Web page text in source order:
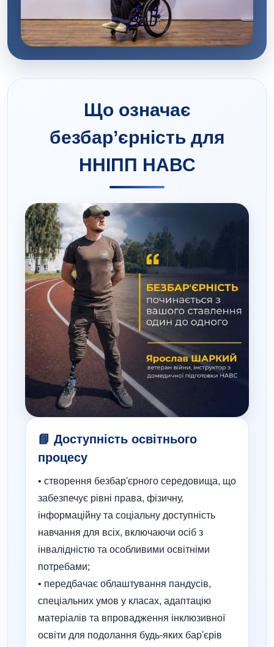
Що означає
безбар’єрність для
ННІПП НАВС
📘 Доступність освітнього
процесу
• створення безбар'єрного середовища, що
забезпечує рівні права, фізичну,
інформаційну та соціальну доступність
навчання для всіх, включаючи осіб з
інвалідністю та особливими освітніми
потребами;
• передбачає облаштування пандусів,
спеціальних умов у класах, адаптацію
матеріалів та впровадження інклюзивної
освіти для подолання будь-яких бар'єрів